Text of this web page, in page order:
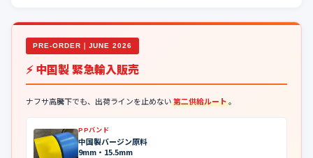
PRE-ORDER｜JUNE 2026
⚡ 中国製 緊急輸入販売
ナフサ高騰下でも、出荷ラインを止めない第二供給ルート。
PPバンド
中国製バージン原料
9mm・15.5mm